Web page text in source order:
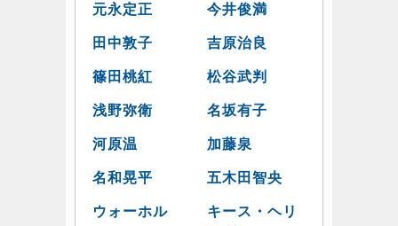
元永定正 今井俊満
田中敦子 吉原治良
篠田桃紅 松谷武判
浅野弥衛 名坂有子
河原温 加藤泉
名和晃平 五木田智央
ウォーホル
キース・ヘリ